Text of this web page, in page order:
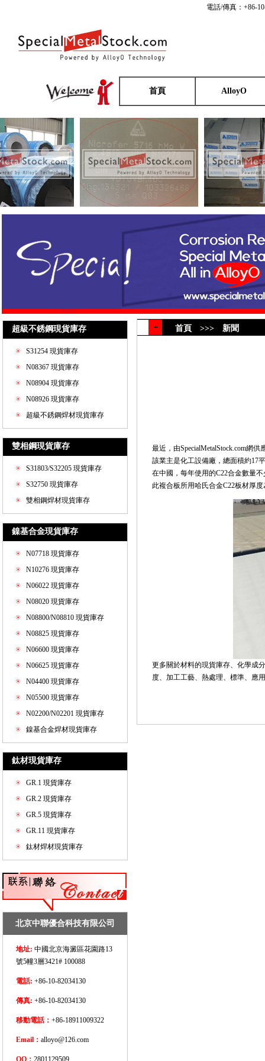
電話/傳真：+86-
首頁 AlloyO
超級不銹鋼現貨庫存
S31254 現貨庫存
N08367 現貨庫存
N08904 現貨庫存
N08926 現貨庫存
超級不銹鋼焊材現貨庫存
雙相鋼現貨庫存
S31803/S32205 現貨庫存
S32750 現貨庫存
雙相鋼焊材現貨庫存
鎳基合金現貨庫存
N07718 現貨庫存
N10276 現貨庫存
N06022 現貨庫存
N08020 現貨庫存
N08800/N08810 現貨庫存
N08825 現貨庫存
N06600 現貨庫存
N06625 現貨庫存
N04400 現貨庫存
N05500 現貨庫存
N02200/N02201 現貨庫存
鎳基合金焊材現貨庫存
鈦材現貨庫存
GR.1 現貨庫存
GR.2 現貨庫存
GR.5 現貨庫存
GR.11 現貨庫存
鈦材焊材現貨庫存
北京中聯優合科技有限公司
地址: 中國北京海澱區花園路13
號5幢3層3421# 100088
電話: +86-10-82034130
傳真: +86-10-82034130
移動電話： +86-18911009322
Email： alloyo@126.com
QQ： 2801129509
首頁 >>> 新聞
最近，由SpecialMetalStock.com網
該業主是化工設備廠，總面積約17
在中國，每年使用的C22合金數量不
此複合板所用哈氏合金C22板材厚度
更多關於材料的現貨庫存、化學成
度、加工工藝、熱處理、標準、應